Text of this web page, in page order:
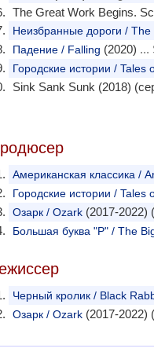
The Great Work Begins.
Неизбранные дороги / The
Падение / Falling (2020) ...
Городские истории / Tales
Sink Sank Sunk (2018)
Американская классика /
Городские истории / Tales
Озарк / Ozark(2017-2022)
Большая буква "Р" / The
Черный кролик / Black
Озарк / Ozark(2017-2022)